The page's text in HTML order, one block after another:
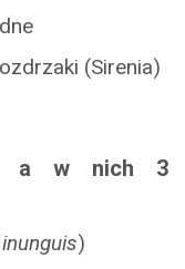
(Sirenia)
a w nich 3
)